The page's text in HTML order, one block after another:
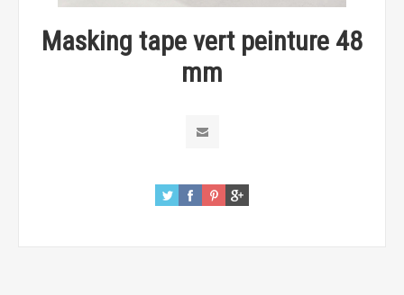
Masking tape vert peinture 48
mm